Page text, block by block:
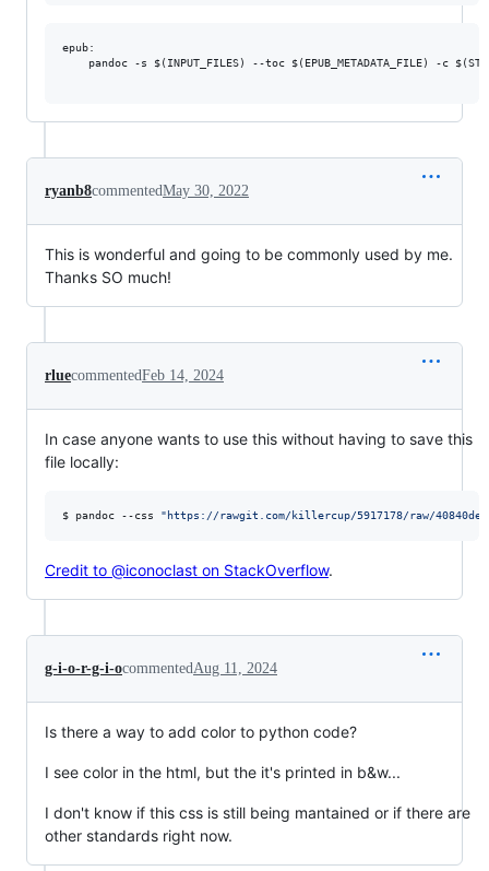
epub:
ryanb8commentedMay 30, 2022
This is wonderful and going to be commonly used by me.
Thanks SO much!
rluecommentedFeb 14, 2024
In case anyone wants to use this without having to save this
file locally:
$ pandoc --css "https://rawgit.com/killercup/5917178/raw/
Credit to @iconoclast on StackOverflow.
g-i-o-r-g-i-ocommentedAug 11, 2024
Is there a way to add color to python code?
I see color in the html, but the it's printed in b&w...
I don't know if this css is still being mantained or if there are
other standards right now.